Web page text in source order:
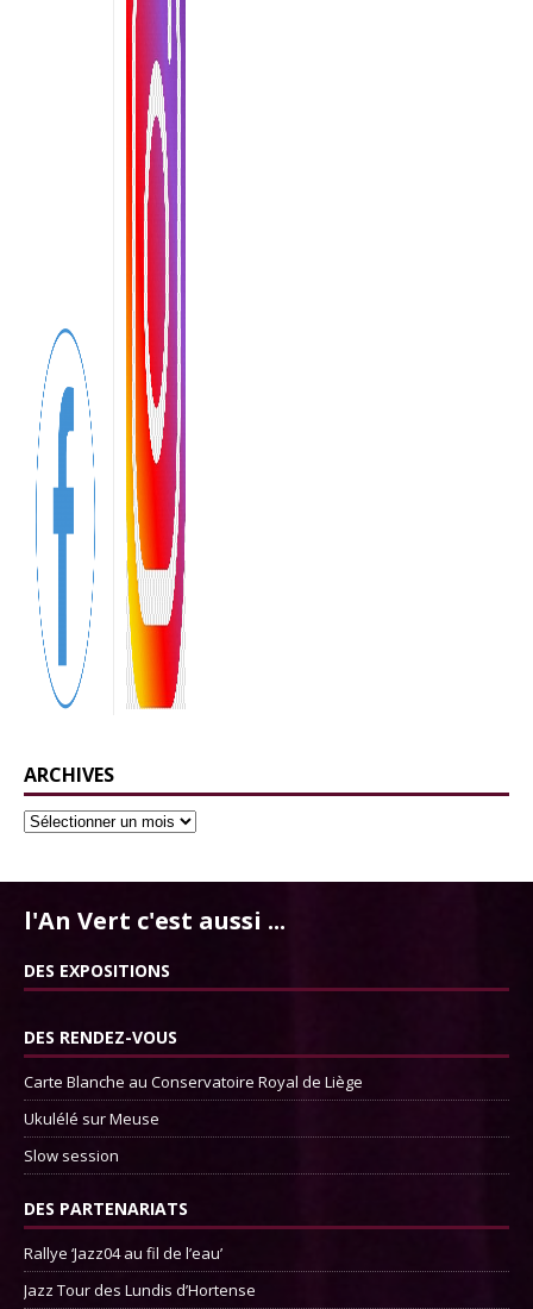
ARCHIVES
l'An Vert c'est aussi ...
DES EXPOSITIONS
DES RENDEZ-VOUS
Carte Blanche au Conservatoire Royal de Liège
Ukulélé sur Meuse
Slow session
DES PARTENARIATS
Rallye ‘Jazz04 au fil de l’eau’
Jazz Tour des Lundis d’Hortense